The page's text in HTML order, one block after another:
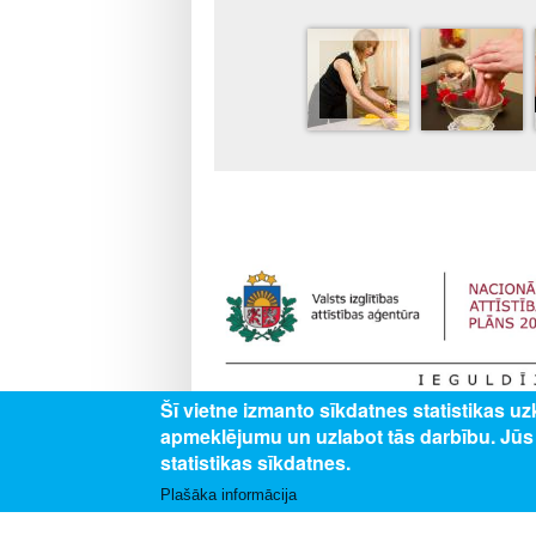
Darbības programmas “Izaugsme un
izglītojamajiem vispārējās un profesionālās
profesionālās izglītības iestādēs”.
Šī vietne izmanto sīkdatnes statistikas
apmeklējumu un uzlabot tās darbību.
statistikas sīkdatnes.
Plašāka informācija